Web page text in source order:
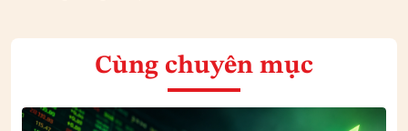
Cùng chuyên mục